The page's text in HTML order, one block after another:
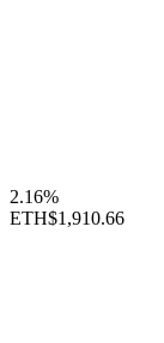
2.16%
ETH$1,910.66